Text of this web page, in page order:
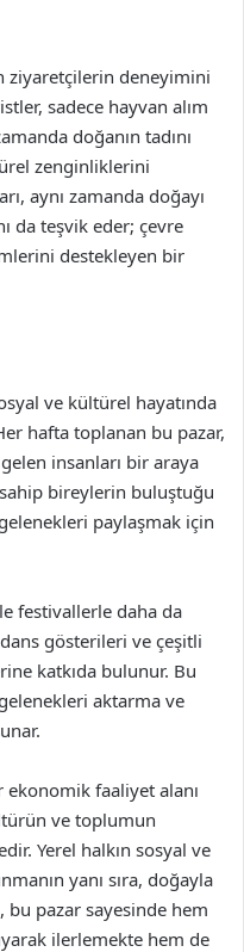
ziyaretçilerin deneyimini
sadece hayvan alım
doğanın tadını
zenginliklerini
aynı zamanda doğayı
da teşvik eder; çevre
destekleyen bir
ve kültürel hayatında
hafta toplanan bu pazar,
insanları bir araya
bireylerin buluştuğu
paylaşmak için
festivallerle daha da
gösterileri ve çeşitli
katkıda bulunur. Bu
aktarma ve
ekonomik faaliyet alanı
ve toplumun
Yerel halkın sosyal ve
yanı sıra, doğayla
pazar sayesinde hem
ilerlemekte hem de